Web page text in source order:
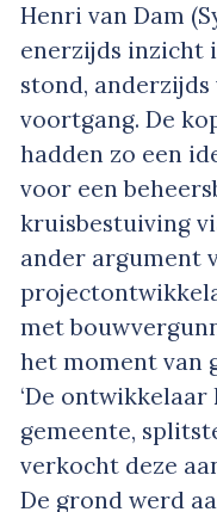
Henri van Dam
enerzijds inzicht
stond,
voortgang. De
hadden zo een
voor een
kruisbestuiving
ander argument
met
het moment van
‘De
gemeente,
verkocht deze
De grond werd